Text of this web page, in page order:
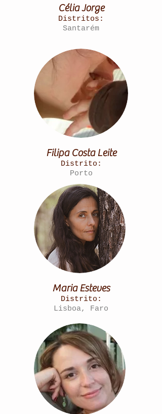
​Célia Jorge
Distritos:
Santarém
Filipa Costa Leite
Distrito:
Porto
Maria Esteves
Distrito:
Lisboa, Faro